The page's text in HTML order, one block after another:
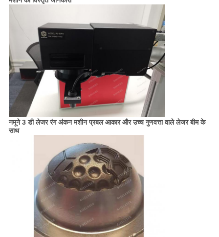
नमूने 3 डी लेजर रंग अंकन मशीन प्रबल आकार और उच्च गुणवत्ता वाले लेजर बीम के
साथ